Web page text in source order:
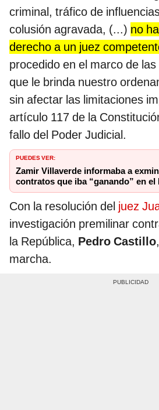
criminal, tráfico de
colusión agravada, (...) no
derecho a un juez
procedido en el marco de
que le brinda nuestro
sin afectar las limitaciones
artículo 117 de la
fallo del Poder Judicial.
PUEDES VER:
Zamir Villaverde informaba a
contratos que iba “ganando” en el
Con la resolución del juez
investigación premilinar
la República, Pedro Castillo
marcha.